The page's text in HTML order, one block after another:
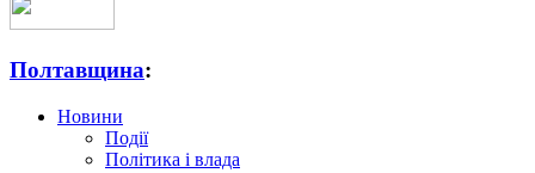
Полтавщина:
Новини
Події
Політика і влада